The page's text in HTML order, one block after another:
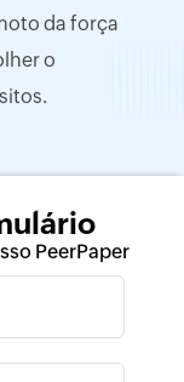
da força
o
PeerPaper